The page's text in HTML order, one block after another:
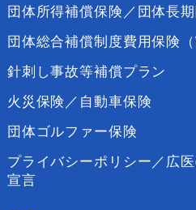
団体所得補償保険／団体長
団体総合補償制度費用保険（
針刺し事故等補償プラン
火災保険／自動車保険
団体ゴルファー保険
プライバシーポリシー／広
宣言